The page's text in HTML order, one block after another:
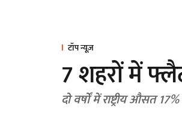
टॉप न्यूज़
7 शहरों में
दो वर्षों में राष्ट्रीय औसत